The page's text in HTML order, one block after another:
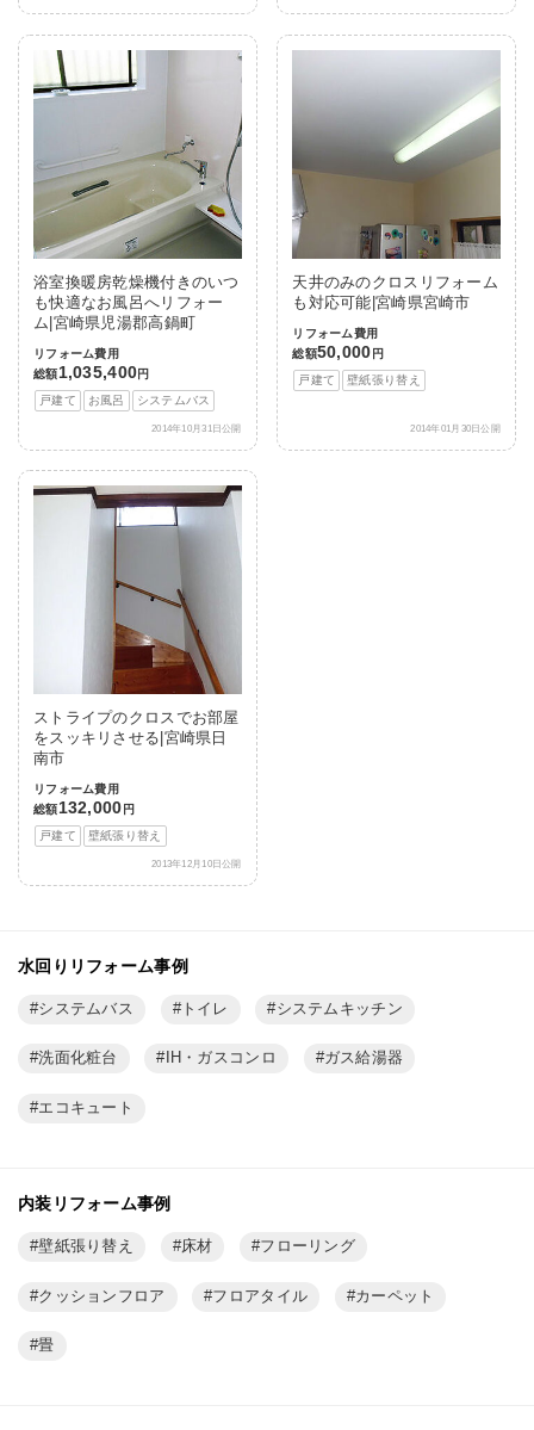
浴室換暖房乾燥機付きのいつ
も快適なお風呂へリフォー
ム|宮崎県児湯郡高鍋町
リフォーム費用
総額1,035,400円
戸建て
お風呂 システムバス
2014年10月31日公開
天井のみのクロスリフォーム
も対応可能|宮崎県宮崎市
リフォーム費用
総額50,000 円
戸建て
壁紙張り替え
2014年01月30日公開
ストライプのクロスでお部屋
をスッキリさせる|宮崎県日
南市
リフォーム費用
総額132,000 円
戸建て
壁紙張り替え
2013年12月10日公開
水回りリフォーム事例
システムバス トイレ システムキッチン
洗面化粧台 IH・ガスコンロ ガス給湯器
エコキュート
内装リフォーム事例
壁紙張り替え 床材 フローリング
クッションフロア フロアタイル カーペット
畳